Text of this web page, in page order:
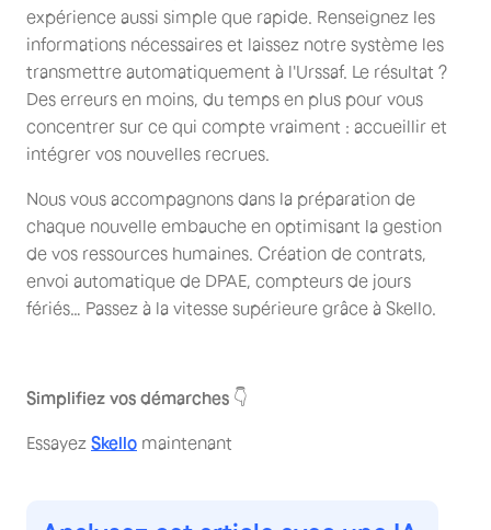
expérience aussi simple que rapide. Renseignez les
informations nécessaires et laissez notre système les
transmettre automatiquement à l'Urssaf. Le résultat ?
Des erreurs en moins, du temps en plus pour vous
concentrer sur ce qui compte vraiment : accueillir et
intégrer vos nouvelles recrues.
Nous vous accompagnons dans la préparation de
chaque nouvelle embauche en optimisant la gestion
de vos ressources humaines. Création de contrats,
envoi automatique de DPAE, compteurs de jours
fériés… Passez à la vitesse supérieure grâce à Skello.
Simplifiez vos démarches 👇
Essayez Skello maintenant